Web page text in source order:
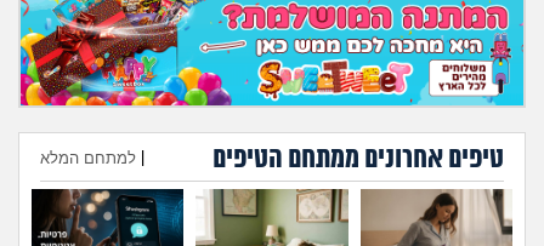
פיננסי וכלכלה
בין הסדינים
חיות מחמד
יוקר המחיה
טיפים אחרונים ממתחם הטיפים למתחם המלא
הוספת טיפ